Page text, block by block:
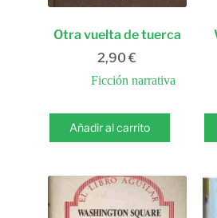
Otra vuelta de tuerca
2,90€
Ficción narrativa
Añadir al carrito